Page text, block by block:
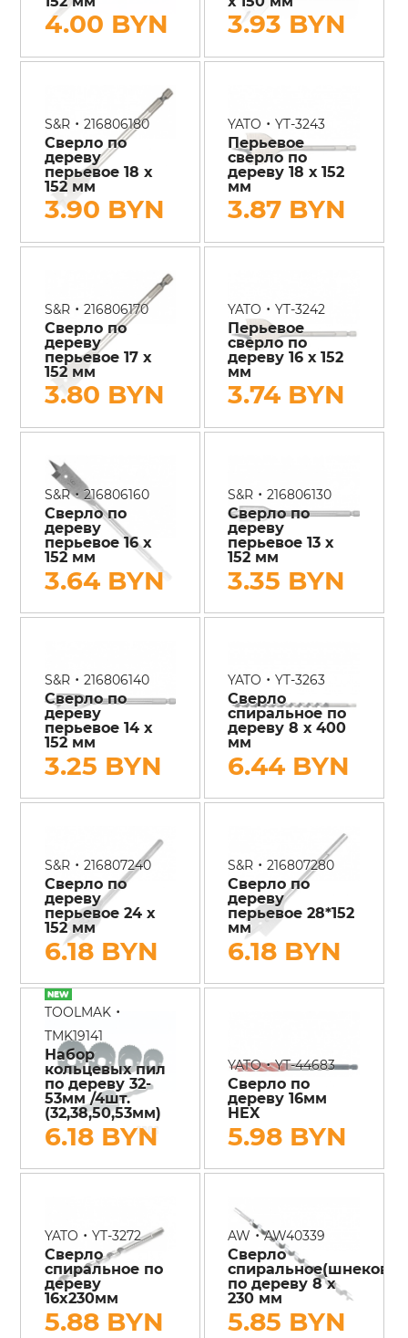
4.00 BYN 3.93 BYN
S&R• 216806180
Сверло по
дереву
перьевое 18 х
152 мм
3.90 BYN
YATO •YT-3243
Перьевое
сверло по
дереву 18 х 152
мм
3.87 BYN
S&R• 216806170
Сверло по
дереву
перьевое 17 х
152 мм
3.80 BYN
YATO •YT-3242
Перьевое
сверло по
дереву 16 х 152
мм
3.74 BYN
S&R• 216806160
Сверло по
дереву
перьевое 16 х
152 мм
3.64 BYN
S&R •216806130
Сверло по
дереву
перьевое 13 х
152 мм
3.35 BYN
S&R• 216806140
Сверло по
дереву
перьевое 14 х
152 мм
3.25 BYN
YATO •YT-3263
Сверло
спиральное по
дереву 8 х 400
мм
6.44 BYN
S&R• 216807240
Сверло по
дереву
перьевое 24 х
152 мм
6.18 BYN
S&R •216807280
Сверло по
дереву
перьевое 28*152
мм
6.18 BYN
TOOLMAK•
TMK19141
Набор
кольцевых пил
по дереву 32-
53мм /4шт.
(32,38,50,53мм)
6.18 BYN
YATO•YT-44683
Сверло по
дереву 16мм
HEX
5.98 BYN
YATO • YT-3272
Сверло
спиральное по
дереву
16x230мм
5.88 BYN
AW •AW40339
Сверло
по дереву 8 х
230 мм
5.85 BYN